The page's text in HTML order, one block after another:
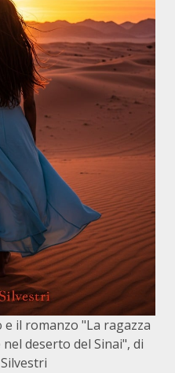
il romanzo "La ragazza
deserto del Sinai", di